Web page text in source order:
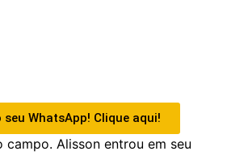
WhatsApp! Clique aqui!
campo. Alisson entrou em seu